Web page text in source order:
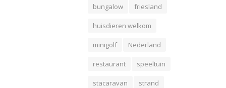
bungalow friesland
huisdieren welkom
minigolf Nederland
restaurant speeltuin
stacaravan strand